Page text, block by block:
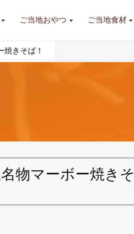
ご当地おやつ ご当地食材
きそば！
物マーボー焼きそ